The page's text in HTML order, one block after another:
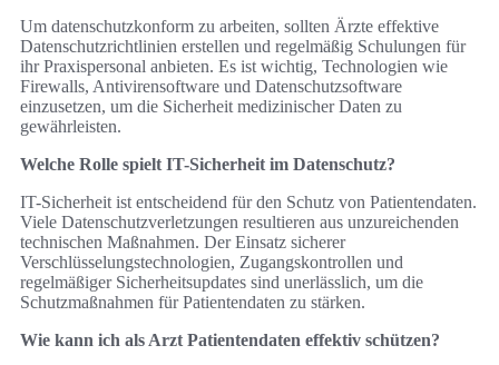
Um datenschutzkonform zu arbeiten, sollten Ärzte effektive
Datenschutzrichtlinien erstellen und regelmäßig Schulungen für
ihr Praxispersonal anbieten. Es ist wichtig, Technologien wie
Firewalls, Antivirensoftware und Datenschutzsoftware
einzusetzen, um die Sicherheit medizinischer Daten zu
gewährleisten.
Welche Rolle spielt IT-Sicherheit im Datenschutz?
IT-Sicherheit ist entscheidend für den Schutz von Patientendaten.
Viele Datenschutzverletzungen resultieren aus unzureichenden
technischen Maßnahmen. Der Einsatz sicherer
Verschlüsselungstechnologien, Zugangskontrollen und
regelmäßiger Sicherheitsupdates sind unerlässlich, um die
Schutzmaßnahmen für Patientendaten zu stärken.
Wie kann ich als Arzt Patientendaten effektiv schützen?